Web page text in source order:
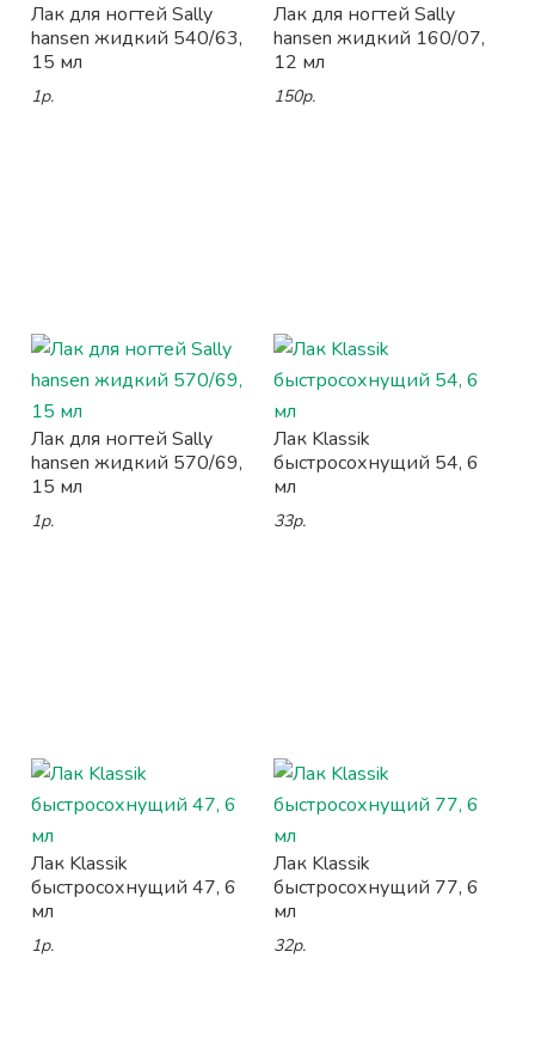
Лак для ногтей Sally
hansen жидкий 540/63,
15 мл
1р.
Лак для ногтей Sally
hansen жидкий 160/07,
12 мл
150р.
Лак для ногтей Sally
hansen жидкий 570/69,
15 мл
1р.
Лак Klassik
быстросохнущий 54, 6
мл
33р.
Лак Klassik
быстросохнущий 47, 6
мл
1р.
Лак Klassik
быстросохнущий 77, 6
мл
32р.